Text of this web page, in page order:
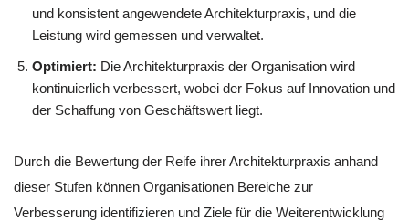
und konsistent angewendete Architekturpraxis, und die
Leistung wird gemessen und verwaltet.
Optimiert: Die Architekturpraxis der Organisation wird
kontinuierlich verbessert, wobei der Fokus auf Innovation und
der Schaffung von Geschäftswert liegt.
Durch die Bewertung der Reife ihrer Architekturpraxis anhand
dieser Stufen können Organisationen Bereiche zur
Verbesserung identifizieren und Ziele für die Weiterentwicklung